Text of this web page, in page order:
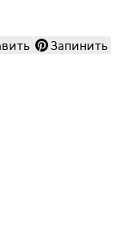
Запинить